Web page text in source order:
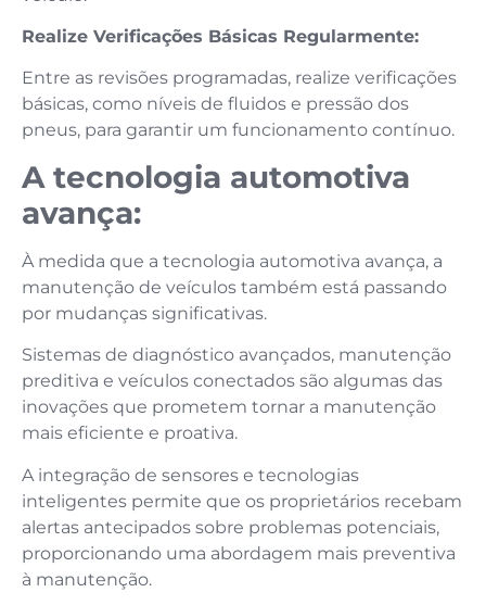
Realize Verificações Básicas Regularmente:
Entre as revisões programadas, realize verificações
básicas, como níveis de fluidos e pressão dos
pneus, para garantir um funcionamento contínuo.
A tecnologia automotiva
avança:
À medida que a tecnologia automotiva avança, a
manutenção de veículos também está passando
por mudanças significativas.
Sistemas de diagnóstico avançados, manutenção
preditiva e veículos conectados são algumas das
inovações que prometem tornar a manutenção
mais eficiente e proativa.
A integração de sensores e tecnologias
inteligentes permite que os proprietários recebam
alertas antecipados sobre problemas potenciais,
proporcionando uma abordagem mais preventiva
à manutenção.